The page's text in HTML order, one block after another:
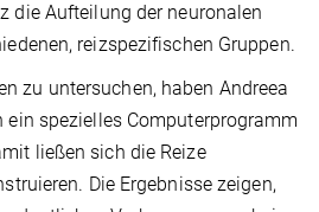
die Aufteilung der neuronalen
reizspezifischen Gruppen.
zu untersuchen, haben Andreea
ein spezielles Computerprogramm
ließen sich die Reize
Die Ergebnisse zeigen,